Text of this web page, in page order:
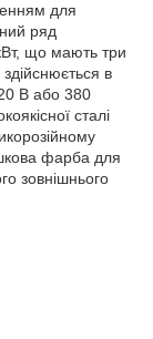
для
ряд
що мають три
в
В або 380
сталі
фарба для
зовнішнього